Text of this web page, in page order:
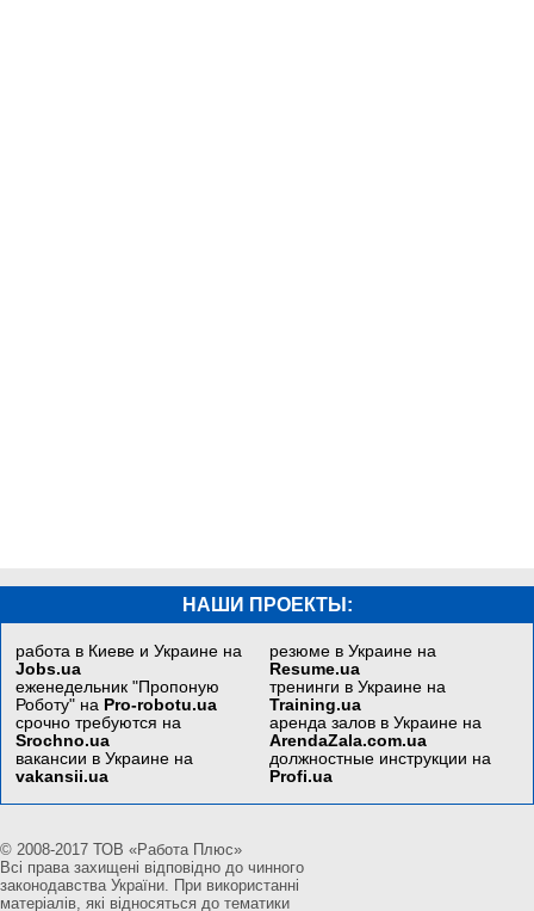
НАШИ ПРОЕКТЫ:
работа в Киеве и Украине на
Jobs.ua
еженедельник "Пропоную
Роботу" на Pro-robotu.ua
срочно требуются на
Srochno.ua
вакансии в Украине на
vakansii.ua
резюме в Украине на
Resume.ua
тренинги в Украине на
Training.ua
аренда залов в Украине на
ArendaZala.com.ua
должностные инструкции на
Profi.ua
© 2008-2017 ТОВ «Работа Плюс»
Всі права захищені відповідно до чинного
законодавства України. При використанні
матеріалів, які відносяться до тематики